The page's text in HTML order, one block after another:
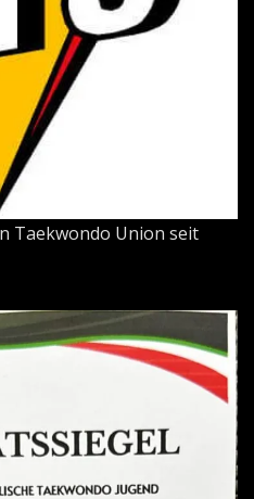
Taekwondo Union seit